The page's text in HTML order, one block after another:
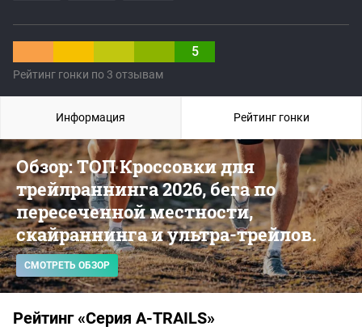
5
Рейтинг гонки по 3 отзывам
Обзор: ТОП Кроссовки для
трейлраннинга 2026, бега по
пересеченной местности,
скайраннинга и ультра-трейлов.
СМОТРЕТЬ ОБЗОР
Рейтинг «Серия A-TRAILS»
Информация Рейтинг гонки